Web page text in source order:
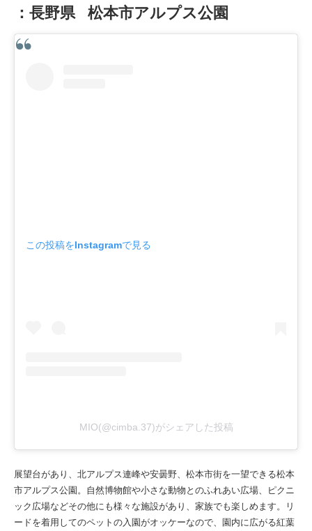
：長野県 松本市アルプス公園
この投稿をInstagramで見る
MIO(@cimba.37)がシェアした投稿
展望台があり、北アルプス連峰や安曇野、松本市街を一望できる松本
市アルプス公園。自然博物館や小さな動物とのふれあい広場、ピクニ
ック広場などその他にも様々な施設があり、家族でも楽しめます。リ
ードを着用してのペットの入園がオッケーなので、園内に広がる紅葉